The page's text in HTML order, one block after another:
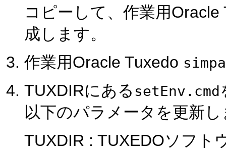
コピーして、作業用
成します。
作業用Oracle Tuxedo
TUXDIRにある setEnv.cmd
以下のパラメータを更新
TUXDIR : TUXEDOソフト